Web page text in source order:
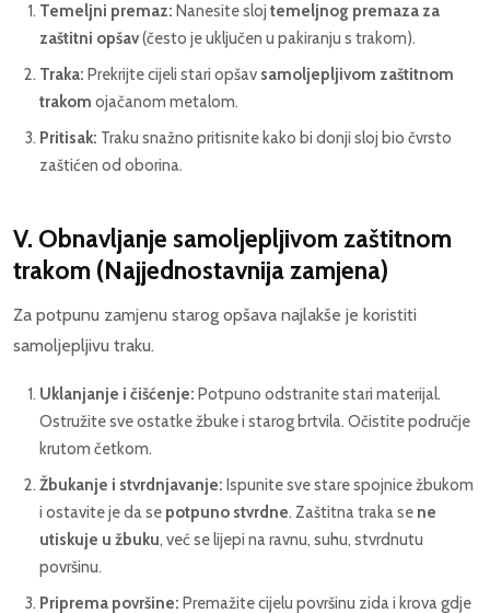
Temeljni premaz: Nanesite sloj temeljnog premaza za
zaštitni opšav(često je uključen u pakiranju s trakom).
Traka: Prekrijte cijeli stari opšav samoljepljivom zaštitnom
trakom ojačanom metalom.
Pritisak: Traku snažno pritisnite kako bi donji sloj bio čvrsto
zaštićen od oborina.
V. Obnavljanje samoljepljivom zaštitnom
trakom (Najjednostavnija zamjena)
Za potpunu zamjenu starog opšava najlakše je koristiti
samoljepljivu traku.
Uklanjanje i čišćenje: Potpuno odstranite stari materijal.
Ostružite sve ostatke žbuke i starog brtvila. Očistite područje
krutom četkom.
Žbukanje i stvrdnjavanje: Ispunite sve stare spojnice žbukom
i ostavite je da se potpuno stvrdne. Zaštitna traka se ne
utiskuje u žbuku, već se lijepi na ravnu, suhu, stvrdnutu
površinu.
Priprema površine: Premažite cijelu površinu zida i krova gdje